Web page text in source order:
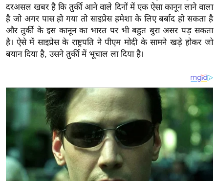
ट
खे
ल
क्रि
I
2
2
6
दरअसल खबर है कि तुर्की आने वाले दिनों में एक ऐसा कानून लाने वाला
है जो अगर पास हो गया तो साइप्रेस हमेशा के लिए बर्बाद हो सकता है
और तुर्की के इस कानून का भारत पर भी बहुत बुरा असर पड़ सकता
है। ऐसे में साइप्रेस के राष्ट्रपति ने पीएम मोदी के सामने खड़े होकर जो
बयान दिया है, उसने तुर्की में भूचाल ला दिया है।